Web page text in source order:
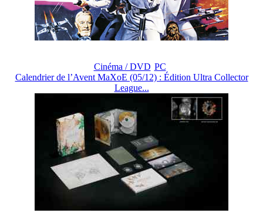
Cinéma / DVD PC
Calendrier de l’Avent MaXoE (05/12) : Édition Ultra Collector
League...